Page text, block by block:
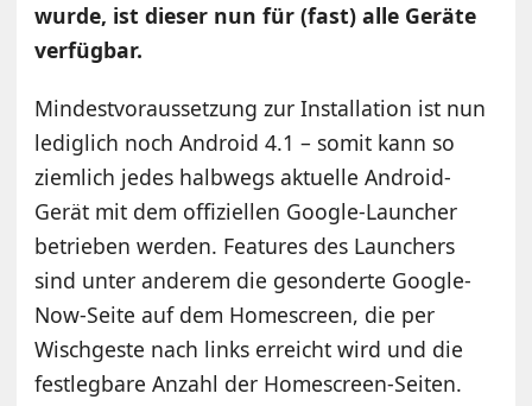
wurde, ist dieser nun für (fast) alle Geräte
verfügbar.
Mindestvoraussetzung zur Installation ist nun
lediglich noch Android 4.1 – somit kann so
ziemlich jedes halbwegs aktuelle Android-
Gerät mit dem offiziellen Google-Launcher
betrieben werden. Features des Launchers
sind unter anderem die gesonderte Google-
Now-Seite auf dem Homescreen, die per
Wischgeste nach links erreicht wird und die
festlegbare Anzahl der Homescreen-Seiten.